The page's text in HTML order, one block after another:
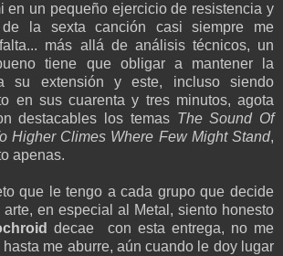
en un pequeño ejercicio de resistencia y
la sexta canción casi siempre me
más allá de análisis técnicos, un
tiene que obligar a mantener la
su extensión y este, incluso siendo
en sus cuarenta y tres minutos, agota
destacables los temas The Sound Of
Higher Climes Where Few Might Stand,
apenas.
que le tengo a cada grupo que decide
en especial al Metal, siento honesto
decae con esta entrega, no me
me aburre, aún cuando le doy lugar